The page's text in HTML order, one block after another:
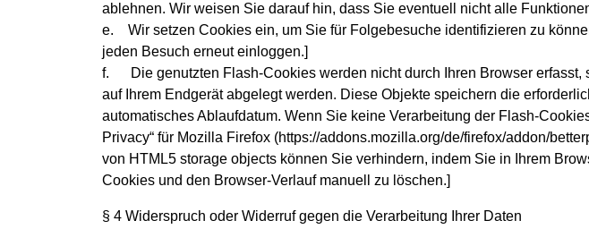
ablehnen. Wir weisen Sie darauf hin, dass Sie eventuell nicht alle
e. Wir setzen Cookies ein, um Sie für Folgebesuche identifizieren zu
jeden Besuch erneut einloggen.]
f. Die genutzten Flash-Cookies werden nicht durch Ihren Browser erfasst,
auf Ihrem Endgerät abgelegt werden. Diese Objekte speichern die
automatisches Ablaufdatum. Wenn Sie keine Verarbeitung der Flash-
Privacy“ für Mozilla Firefox (https://addons.mozilla.org/de/firefox/addon/
von HTML5 storage objects können Sie verhindern, indem Sie in Ihrem
Cookies und den Browser-Verlauf manuell zu löschen.]
§ 4 Widerspruch oder Widerruf gegen die Verarbeitung Ihrer Daten